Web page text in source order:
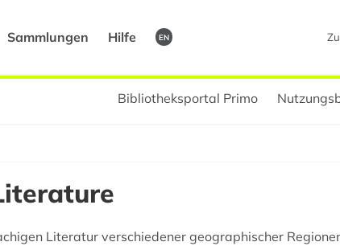
Sammlungen Hilfe EN
Bibliotheksportal Primo
Literatur verschiedener geographischer